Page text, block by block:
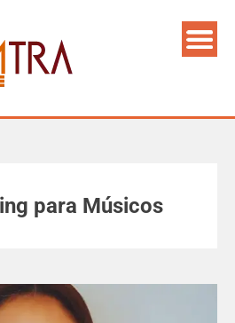
para Músicos